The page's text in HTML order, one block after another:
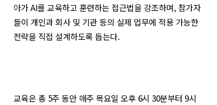
아가 AI를 교육하고 훈련하는 접근법을 강조하며, 참가자
들이 개인과 회사 및 기관 등의 실제 업무에 적용 가능한
전략을 직접 설계하도록 돕는다.
교육은 총 5주 동안 매주 목요일 오후 6시 30분부터 9시